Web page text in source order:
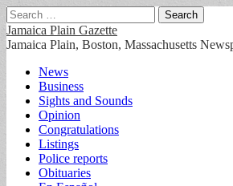
Search
for:
Jamaica Plain Gazette
Jamaica Plain, Boston, Massachusetts
Main
menu
Skip
content
News
Business
Sights and Sounds
Opinion
Congratulations
Listings
Police reports
Obituaries